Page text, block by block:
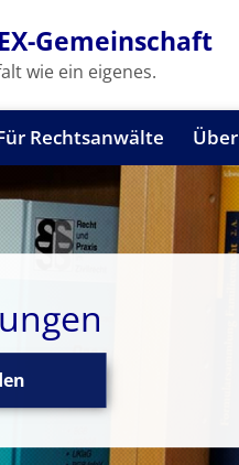
Gemeinschaft
wie ein eigenes.
Rechtsanwälte Über